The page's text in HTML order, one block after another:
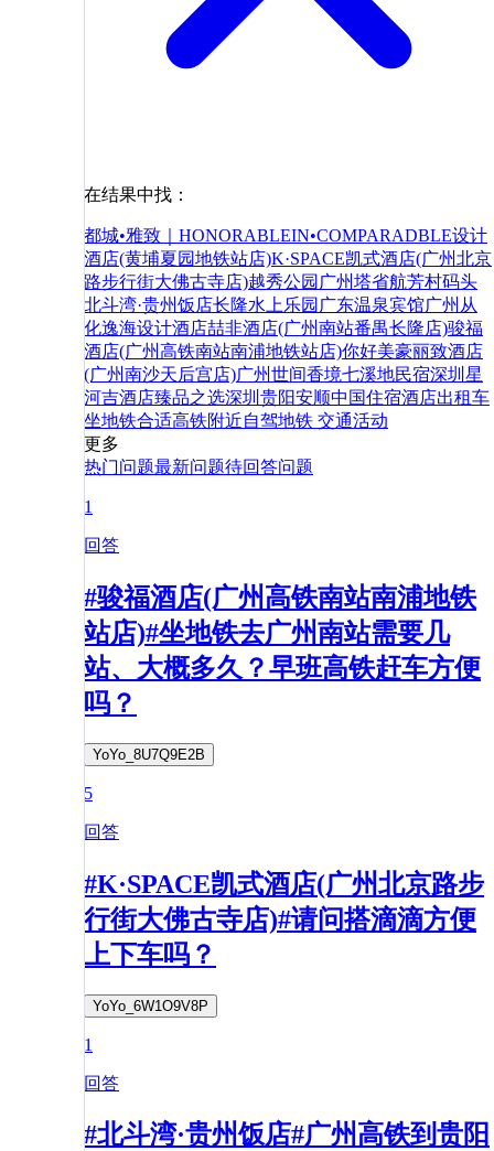
在结果中找：
都城•雅致｜HONORABLEIN•COMPARADBLE设计
酒店(黄埔夏园地铁站店)K·SPACE凯式酒店(广州北京
路步行街大佛古寺店)越秀公园 广州塔省航芳村码头
北斗湾·贵州饭店长隆水上乐园 广东温泉宾馆广州从
化逸海设计酒店喆非酒店(广州南站番禺长隆店)骏福
酒店(广州高铁南站南浦地铁站店)你好美豪丽致酒店
(广州南沙天后宫店)广州世间香境七溪地民宿深圳星
河吉酒店臻品之选深圳 贵阳安顺中国住宿酒店出租车
坐地铁合适高铁附近自驾地铁 交通活动
更多
热门问题最新问题待回答问题
1
回答
#骏福酒店(广州高铁南站南浦地铁
站店)#坐地铁去广州南站需要几
站、大概多久？早班高铁赶车方便
吗？
YoYo_8U7Q9E2B
5
回答
#K·SPACE凯式酒店(广州北京路步
行街大佛古寺店)#请问搭滴滴方便
上下车吗？
YoYo_6W1O9V8P
1
回答
#北斗湾·贵州饭店#广州高铁到贵阳